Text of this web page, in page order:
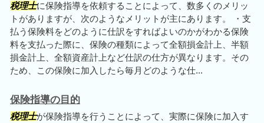
税理士に保険指導を依頼することによって、数多くのメリッ
トがありますが、次のようなメリットが主にあります。 ・支
払う保険料をどのように仕訳をすればよいのかがわかる保険
料を支払った際に、保険の種類によって全額損金計上、半額
損金計上、全額資産計上など仕訳の仕方が異なります。その
ため、この保険に加入したら毎月どのような仕...
保険指導の目的
税理士が保険指導を行うことによって、実際に保険に加入す